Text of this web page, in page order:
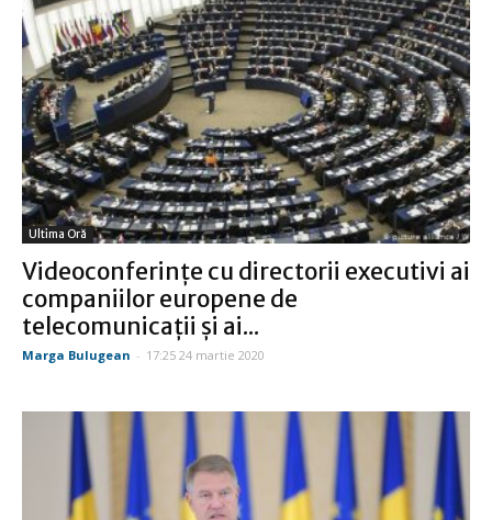
Ultima Oră
Videoconferințe cu directorii executivi ai
companiilor europene de
telecomunicații și ai...
Marga Bulugean - 17:25 24 martie 2020